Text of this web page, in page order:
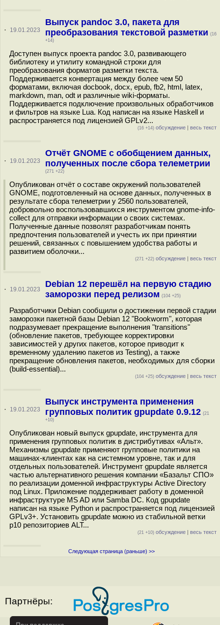
· 19.01.2023
Выпуск pandoc 3.0, пакета для
преобразования текстовой разметки (16
+14)
Доступен выпуск проекта pandoc 3.0, развивающего
библиотеку и утилиту командной строки для
преобразования форматов разметки текста.
Поддерживается конвертация между более чем 50
форматами, включая docbook, docx, epub, fb2, html, latex,
markdown, man, odt и различные wiki-форматы.
Поддерживается подключение произвольных обработчиков
и фильтров на языке Lua. Код написан на языке Haskell и
распространяется под лицензией GPLv2...
(16 +14) обсуждение | весь текст
· 19.01.2023
Отчёт GNOME с обобщением данных,
полученных после сбора телеметрии
(271 +22)
Опубликован отчёт о составе окружений пользователей
GNOME, подготовленный на основе данных, полученных в
результате сбора телеметрии у 2560 пользователей,
добровольно воспользовавшихся инструментом gnome-info-
collect для отправки информации о своих системах.
Полученные данные позволят разработчикам понять
предпочтения пользователей и учесть их при принятии
решений, связанных с повышением удобства работы и
развитием оболочки...
(271 +22) обсуждение | весь текст
· 19.01.2023
Debian 12 перешёл на первую стадию
заморозки перед релизом (104 +25)
Разработчики Debian сообщили о достижении первой стадии
заморозки пакетной базы Debian 12 "Bookworm", которая
подразумевает прекращение выполнения "transitions"
(обновление пакетов, требующее корректировки
зависимостей у других пакетов, которое приводит к
временному удалению пакетов из Testing), а также
прекращение обновления пакетов, необходимых для сборки
(build-essential)...
(104 +25) обсуждение | весь текст
· 19.01.2023
Выпуск инструмента применения
групповых политик gpupdate 0.9.12 (21
+10)
Опубликован новый выпуск gpupdate, инструмента для
применения групповых политик в дистрибутивах «Альт».
Механизмы gpupdate применяют групповые политики на
машинах-клиентах как на системном уровне, так и для
отдельных пользователей. Инструмент gpupdate является
частью альтернативного решения компании «Базальт СПО»
по реализации доменной инфраструктуры Active Directory
под Linux. Приложение поддерживает работу в доменной
инфраструктуре MS AD или Samba DC. Код gpupdate
написан на языке Python и распространяется под лицензией
GPLv3+. Установить gpupdate можно из стабильной ветки
p10 репозиториев ALT...
(21 +10) обсуждение | весь текст
Следующая страница (раньше) >>
Партнёры: